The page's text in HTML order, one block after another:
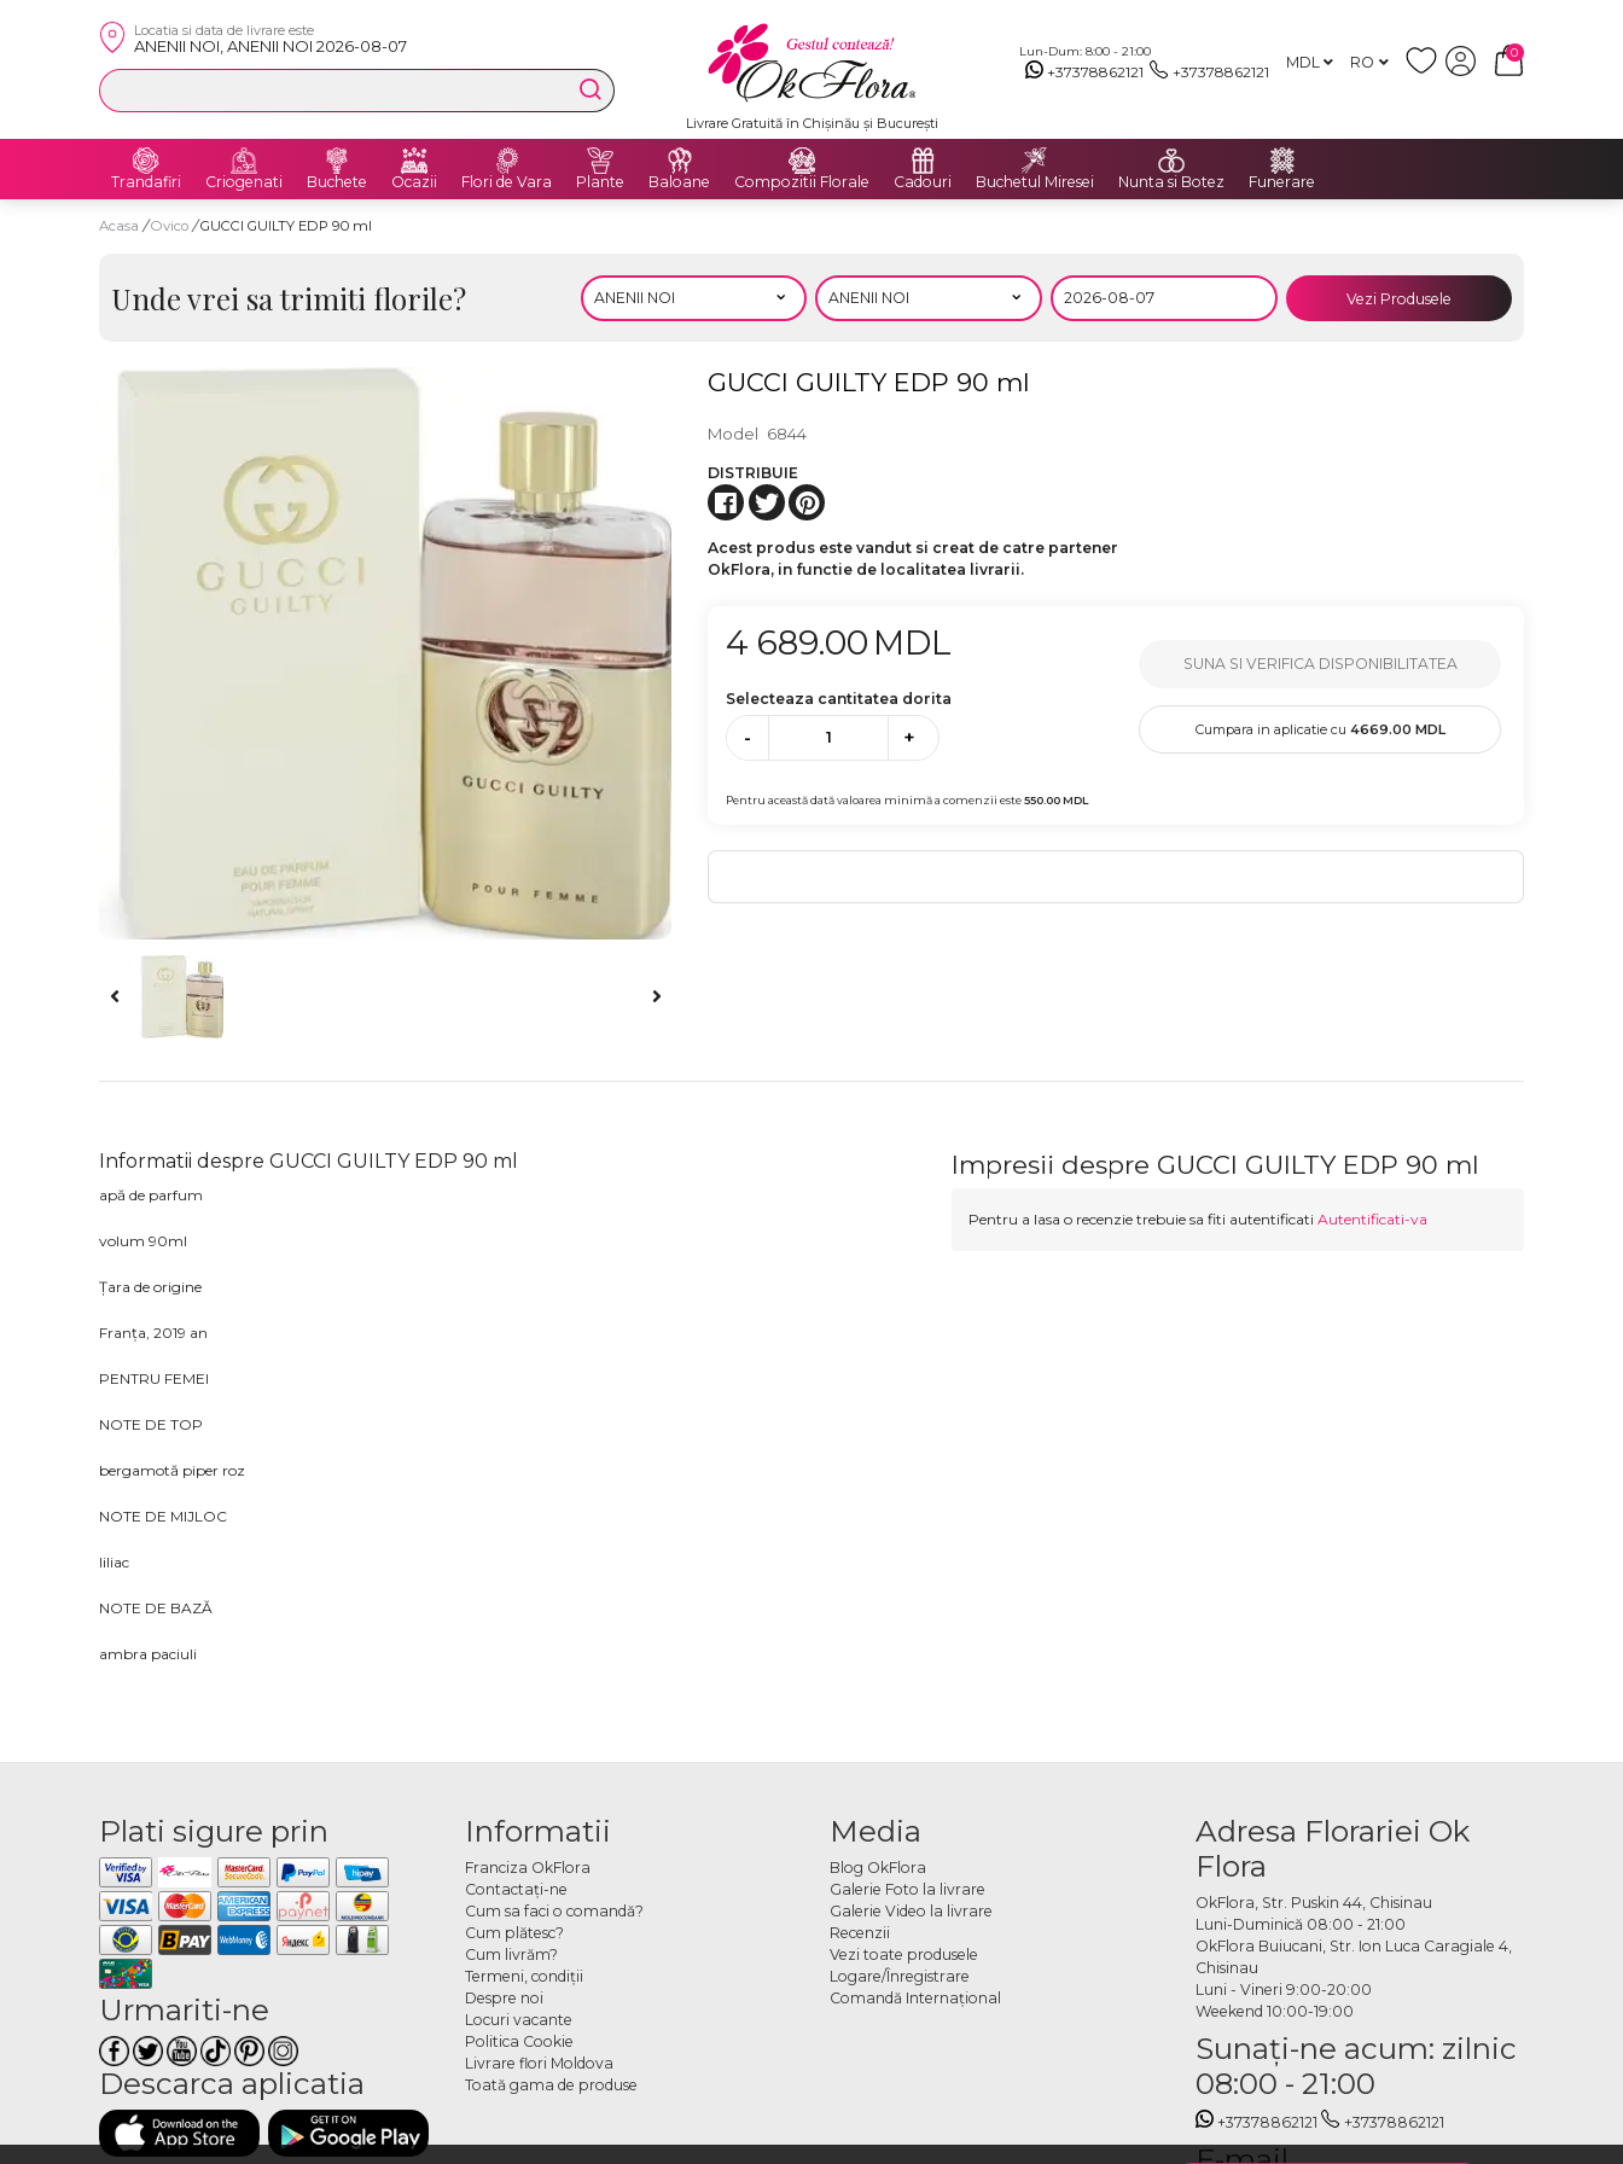
Locatia si data de livrare este
ANENII NOI, ANENII NOI 2026-08-07 Lun-Dum: 8:00 - 21:00
+37378862121 +37378862121 MDL RO
0
Livrare Gratuită în Chișinău și București
Trandafiri Criogenati Buchete Ocazii Flori de Vara Plante Baloane Compozitii Florale Cadouri Buchetul Miresei Nunta si Botez Funerare
Acasa / Ovico / GUCCI GUILTY EDP 90 ml
Unde vrei sa trimiti florile? Vezi Produsele
GUCCI GUILTY EDP 90 ml
Model 6844
DISTRIBUIE
Acest produs este vandut si creat de catre partener
OkFlora, in functie de localitatea livrarii.
4 689.00 MDL
Selecteaza cantitatea dorita
- +
Pentru această dată valoarea minimă a comenzii este550.00MDL
SUNA SI VERIFICA DISPONIBILITATEA
Cumpara in aplicatie cu 4669.00 MDL
Informatii despre GUCCI GUILTY EDP 90 ml
apă de parfum
volum 90ml
Țara de origine
Franța, 2019 an
PENTRU FEMEI
NOTE DE TOP
bergamotă piper roz
NOTE DE MIJLOC
liliac
NOTE DE BAZĂ
ambra paciuli
Impresii despre GUCCI GUILTY EDP 90 ml
Pentru a lasa o recenzie trebuie sa fiti autentificati Autentificati-va
Plati sigure prin
Urmariti-ne
Descarca aplicatia
Informatii
Franciza OkFlora
Contactaţi-ne
Cum sa faci o comandă?
Cum plătesc?
Cum livrăm?
Termeni, condiţii
Despre noi
Locuri vacante
Politica Cookie
Livrare flori Moldova
Toată gama de produse
Media
Blog OkFlora
Galerie Foto la livrare
Galerie Video la livrare
Recenzii
Vezi toate produsele
Logare/Înregistrare
Comandă Internațional
Adresa Florariei Ok
Flora
OkFlora, Str. Puskin 44, Chisinau
Luni-Duminică 08:00 - 21:00
OkFlora Buiucani, Str. Ion Luca Caragiale 4,
Chisinau
Luni - Vineri 9:00-20:00
Weekend 10:00-19:00
Sunaţi-ne acum: zilnic
08:00 - 21:00
+37378862121 +37378862121